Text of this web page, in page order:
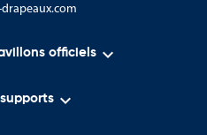
officiels 
